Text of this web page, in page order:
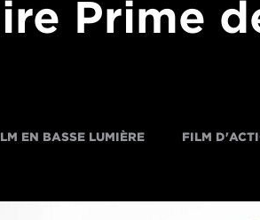
Prime
EN BASSE LUMIÈRE FILM